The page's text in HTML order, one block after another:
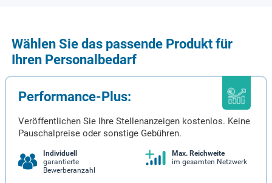
Wählen Sie das passende Produkt für
Ihren Personalbedarf
Performance-Plus:
Veröffentlichen Sie Ihre Stellenanzeigen kostenlos. Keine
Pauschalpreise oder sonstige Gebühren.
Individuell
garantierte
Bewerberanzahl
Max. Reichweite
im gesamten Netzwerk